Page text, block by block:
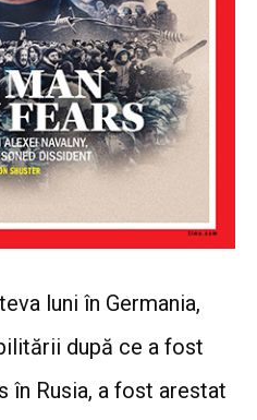
luni în Germania,
după ce a fost
în Rusia, a fost arestat